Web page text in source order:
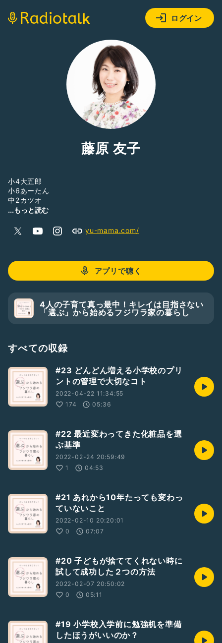
ログイン
藤原 友子
小4大五郎
小6あーたん
中2カツオ
高1のまる子、4人の子の母
著書
「片づけられない主婦と片づけ嫌いの子どもを180度変える
...もっと読む
yu-mama.com/
アプリで聴く
4人の子育て真っ最中！キレイは目指さない
「選ぶ」から始めるフジワラ家の暮らし
すべての収録
#23 どんどん増える小学校のプリ
ントの管理で大切なコト
2022-04-22 11:34:55
174
05:36
#22 最近変わってきた化粧品を選
ぶ基準
2022-02-24 20:59:49
1
04:53
#21 あれから10年たっても変わっ
ていないこと
2022-02-10 20:20:01
0
07:07
#20 子どもが捨ててくれない時に
試して成功した２つの方法
2022-02-07 20:50:02
0
05:11
#19 小学校入学前に勉強机を準備
したほうがいいのか？